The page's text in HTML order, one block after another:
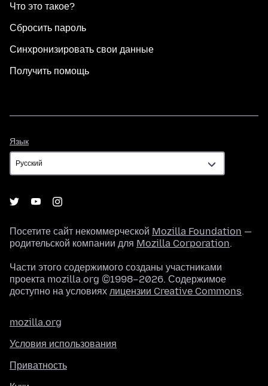
Что это такое?
Сбросить пароль
Синхронизировать свои данные
Получить помощь
Язык
Посетите сайт некоммерческой Mozilla Foundation —
родительской компании для Mozilla Corporation.
Части этого содержимого созданы участниками
проекта mozilla.org ©1998–2026. Содержимое
доступно на условиях лицензии Creative Commons.
mozilla.org
Условия использования
Приватность